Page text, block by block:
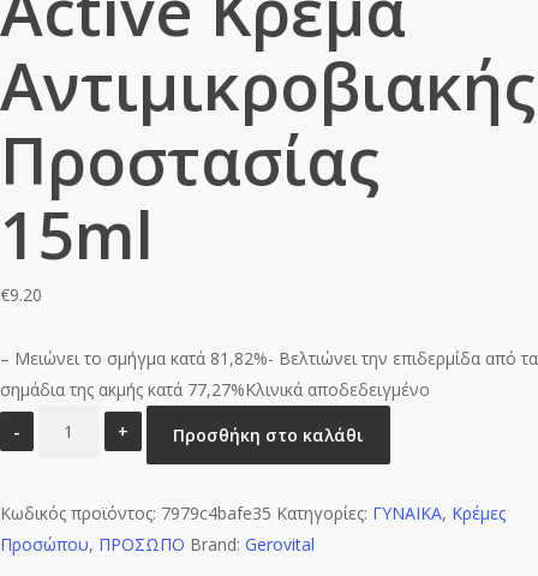
Αντιμικροβιακής
Προστασίας
15ml
€9.20
– Μειώνει το σμήγμα κατά 81,82%- Βελτιώνει την επιδερμίδα από τα
σημάδια της ακμής κατά 77,27%Κλινικά αποδεδειγμένο
Gerovital
Ultra-
Active
Προσθήκη στο καλάθι
Κωδικός προϊόντος: 7979c4bafe35 Κατηγορίες: ΓΥΝΑΙΚΑ, Κρέμες
Προσώπου, ΠΡΟΣΩΠΟ Brand: Gerovital